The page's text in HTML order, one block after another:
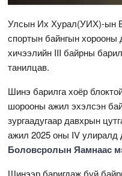
Улсын Их Хурал(УИХ)-ын
спортын байнгын
хичээлийн III байрны
танилцав.
Шинэ барилга хоёр
шорооны ажил эхэлсэн
зургаадугаар давхрын
ажил 2025 оны IV улиралд
Боловсролын Яамнаас
Шинээр баригдаж буй